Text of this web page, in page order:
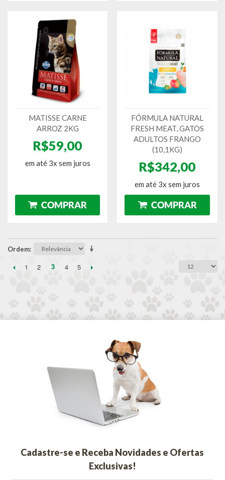
MATISSE CARNE
ARROZ 2KG
R$59,00
em até 3x sem juros
FÓRMULA NATURAL
FRESH MEAT, GATOS
ADULTOS FRANGO
(10,1KG)
R$342,00
em até 3x sem juros
Ordem
1 2 3 4 5
Cadastre-se e Receba Novidades e Ofertas
Exclusivas!